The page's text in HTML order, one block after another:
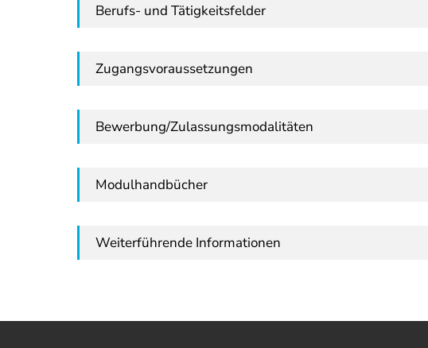
Berufs- und Tätigkeitsfelder
Zugangsvoraussetzungen
Bewerbung/Zulassungsmodalitäten
Modulhandbücher
Weiterführende Informationen